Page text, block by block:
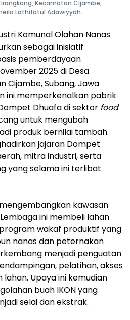
Kecamatan Cijambe,
Lathifatul Adawiyyah.
Komunal Olahan Nanas
sebagai inisiatif
pemberdayaan
2025 di Desa
Cijambe, Subang, Jawa
ini memperkenalkan pabrik
Dhuafa di sektor food
untuk mengubah
produk bernilai tambah.
jajaran Dompet
mitra industri, serta
yang selama ini terlibat
kawasan
ini membeli lahan
wakaf produktif yang
nanas dan peternakan
menjadi penguatan
pelatihan, akses
Upaya ini kemudian
buah IKON yang
selai dan ekstrak.